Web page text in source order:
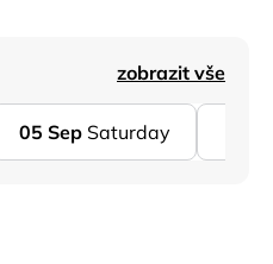
zobrazit vše
05 Sep Saturday